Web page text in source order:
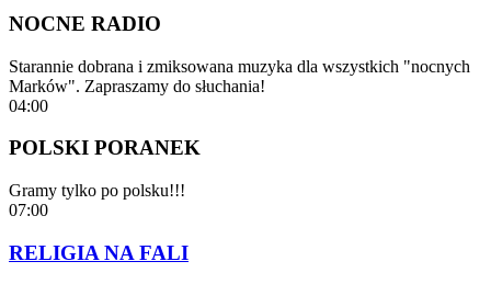
NOCNE RADIO
Starannie dobrana i zmiksowana muzyka dla wszystkich "nocnych
Marków". Zapraszamy do słuchania!
04:00
POLSKI PORANEK
Gramy tylko po polsku!!!
07:00
RELIGIA NA FALI